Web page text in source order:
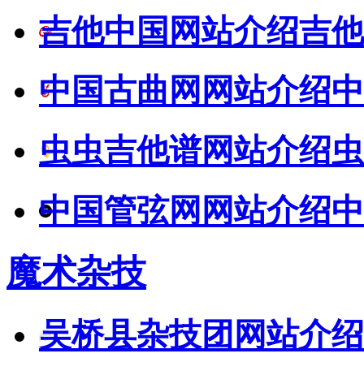
吉他中国网站介绍吉
中国古曲网网站介绍
虫虫吉他谱网站介绍
中国管弦网网站介绍
魔术杂技
吴桥县杂技团网站介绍